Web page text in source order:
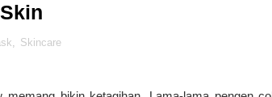
, Skincare